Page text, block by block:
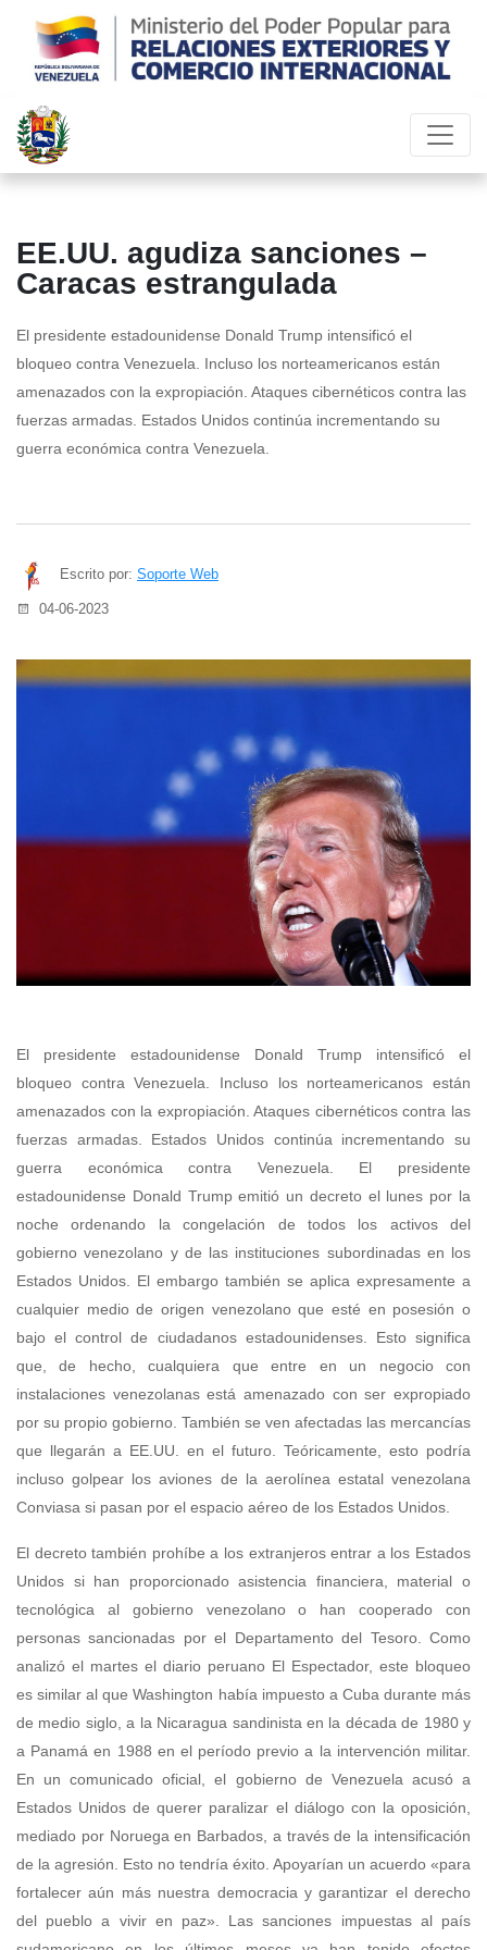
EE.UU. agudiza sanciones –
Caracas estrangulada
El presidente estadounidense Donald Trump intensificó el
bloqueo contra Venezuela. Incluso los norteamericanos están
amenazados con la expropiación. Ataques cibernéticos contra las
fuerzas armadas. Estados Unidos continúa incrementando su
guerra económica contra Venezuela.
Escrito por: Soporte Web
04-06-2023
El presidente estadounidense Donald Trump intensificó el
bloqueo contra Venezuela. Incluso los norteamericanos están
amenazados con la expropiación. Ataques cibernéticos contra las
fuerzas armadas. Estados Unidos continúa incrementando su
guerra económica contra Venezuela. El presidente
estadounidense Donald Trump emitió un decreto el lunes por la
noche ordenando la congelación de todos los activos del
gobierno venezolano y de las instituciones subordinadas en los
Estados Unidos. El embargo también se aplica expresamente a
cualquier medio de origen venezolano que esté en posesión o
bajo el control de ciudadanos estadounidenses. Esto significa
que, de hecho, cualquiera que entre en un negocio con
instalaciones venezolanas está amenazado con ser expropiado
por su propio gobierno. También se ven afectadas las mercancías
que llegarán a EE.UU. en el futuro. Teóricamente, esto podría
incluso golpear los aviones de la aerolínea estatal venezolana
Conviasa si pasan por el espacio aéreo de los Estados Unidos.
El decreto también prohíbe a los extranjeros entrar a los Estados
Unidos si han proporcionado asistencia financiera, material o
tecnológica al gobierno venezolano o han cooperado con
personas sancionadas por el Departamento del Tesoro. Como
analizó el martes el diario peruano El Espectador, este bloqueo
es similar al que Washington había impuesto a Cuba durante más
de medio siglo, a la Nicaragua sandinista en la década de 1980 y
a Panamá en 1988 en el período previo a la intervención militar.
En un comunicado oficial, el gobierno de Venezuela acusó a
Estados Unidos de querer paralizar el diálogo con la oposición,
mediado por Noruega en Barbados, a través de la intensificación
de la agresión. Esto no tendría éxito. Apoyarían un acuerdo «para
fortalecer aún más nuestra democracia y garantizar el derecho
del pueblo a vivir en paz». Las sanciones impuestas al país